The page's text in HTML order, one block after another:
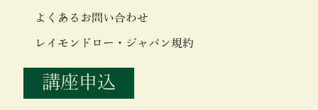
よくあるお問い合わせ
レイモンドロー・ジャパン規約
講座申込